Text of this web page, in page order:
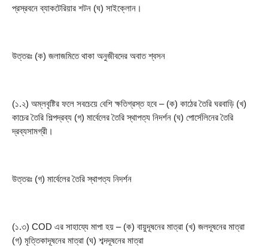
প্রস্রবনে ব্যাকটেরিয়ার শটন (ঘ) সাইক্লোন।
উত্তরঃ (ক) জলাজমিতে থাকা অনুজীবদের অবাত শ্বসন
(১.২) অম্লবৃষ্টির ফলে সবচেয়ে বেশি ক্ষতিগ্রস্ত হবে – (ক) কাঠের তৈরি ঘরবাড়ি (খ)
কাচের তৈরি শিল্পদ্রব্য (গ) মার্বেলের তৈরি স্থাপত্য নিদর্শন (ঘ) পোর্সেলিনের তৈরি
দ্রব্যসামগ্রী।
উত্তরঃ (গ) মার্বেলের তৈরি স্থাপত্য নিদর্শন
(১.৩) COD এর সাহায্যে মাপা হয় – (ক) বায়ুদূষনের মাত্রা (খ) জলদূষনের মাত্রা
(গ) মৃত্তিকাদূষনের মাত্রা (ঘ) শব্দদূষনের মাত্রা